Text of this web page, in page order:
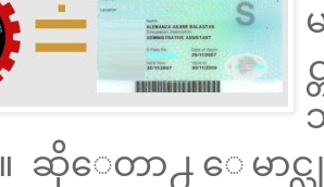
။ ဆိုေတာ႕ ေမာ